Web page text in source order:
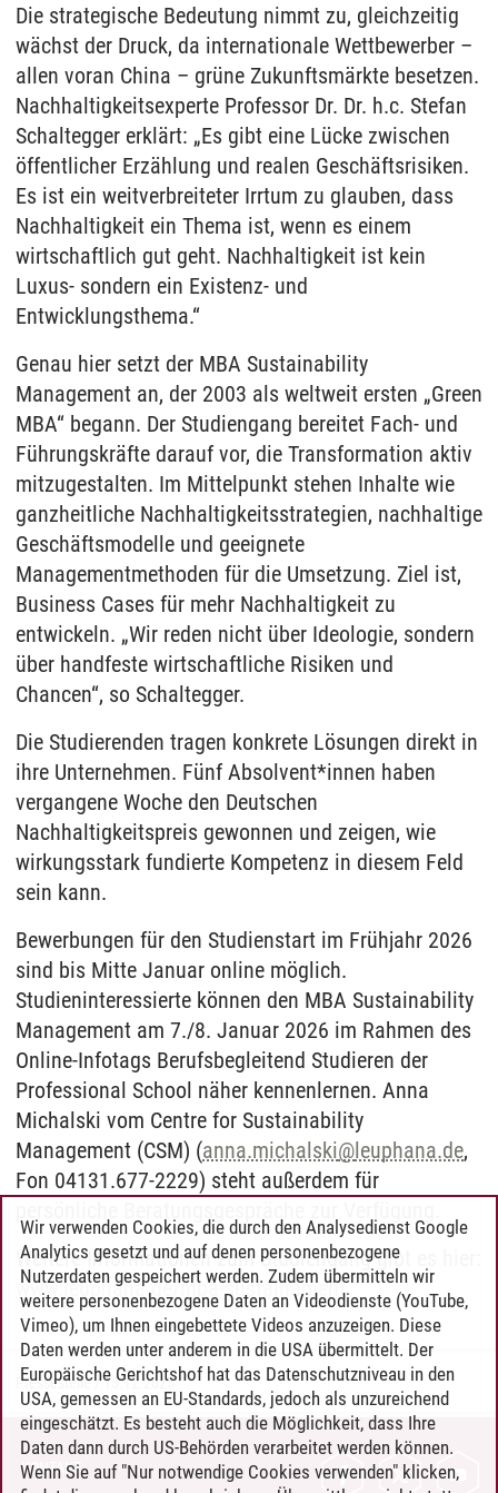
Die strategische Bedeutung nimmt zu, gleichzeitig
wächst der Druck, da internationale Wettbewerber –
allen voran China – grüne Zukunftsmärkte besetzen.
Nachhaltigkeitsexperte Professor Dr. Dr. h.c. Stefan
Schaltegger erklärt: „Es gibt eine Lücke zwischen
öffentlicher Erzählung und realen Geschäftsrisiken.
Es ist ein weitverbreiteter Irrtum zu glauben, dass
Nachhaltigkeit ein Thema ist, wenn es einem
wirtschaftlich gut geht. Nachhaltigkeit ist kein
Luxus- sondern ein Existenz- und
Entwicklungsthema.“
Genau hier setzt der MBA Sustainability
Management an, der 2003 als weltweit ersten „Green
MBA“ begann. Der Studiengang bereitet Fach- und
Führungskräfte darauf vor, die Transformation aktiv
mitzugestalten. Im Mittelpunkt stehen Inhalte wie
ganzheitliche Nachhaltigkeitsstrategien, nachhaltige
Geschäftsmodelle und geeignete
Managementmethoden für die Umsetzung. Ziel ist,
Business Cases für mehr Nachhaltigkeit zu
entwickeln. „Wir reden nicht über Ideologie, sondern
über handfeste wirtschaftliche Risiken und
Chancen“, so Schaltegger.
Die Studierenden tragen konkrete Lösungen direkt in
ihre Unternehmen. Fünf Absolvent*innen haben
vergangene Woche den Deutschen
Nachhaltigkeitspreis gewonnen und zeigen, wie
wirkungsstark fundierte Kompetenz in diesem Feld
sein kann.
Bewerbungen für den Studienstart im Frühjahr 2026
sind bis Mitte Januar online möglich.
Studieninteressierte können den MBA Sustainability
Management am 7./8. Januar 2026 im Rahmen des
Online-Infotags Berufsbegleitend Studieren der
Professional School näher kennenlernen. Anna
Michalski vom Centre for Sustainability
Management (CSM) (anna.michalski@leuphana.de,
Fon 04131.677-2229) steht außerdem für
Weitere Informationen zum Studiengang gibt es hier:
www.leuphana.de/mba-sustainament
Pressestelle/15.12.2025
KONTAKT
Wir verwenden Cookies, die durch den Analysedienst Google
Analytics gesetzt und auf denen personenbezogene
Nutzerdaten gespeichert werden. Zudem übermitteln wir
weitere personenbezogene Daten an Videodienste (YouTube,
Vimeo), um Ihnen eingebettete Videos anzuzeigen. Diese
Daten werden unter anderem in die USA übermittelt. Der
Europäische Gerichtshof hat das Datenschutzniveau in den
USA, gemessen an EU-Standards, jedoch als unzureichend
eingeschätzt. Es besteht auch die Möglichkeit, dass Ihre
Daten dann durch US-Behörden verarbeitet werden können.
Wenn Sie auf "Nur notwendige Cookies verwenden" klicken,